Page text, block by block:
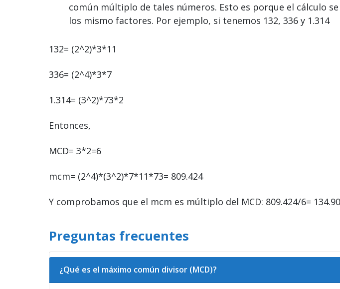
común múltiplo de tales números. Esto es porque el cálculo
los mismo factores. Por ejemplo, si tenemos 132, 336 y 1.314
132= (2^2)*3*11
336= (2^4)*3*7
1.314= (3^2)*73*2
Entonces,
MCD= 3*2=6
mcm= (2^4)*(3^2)*7*11*73= 809.424
Y comprobamos que el mcm es múltiplo del MCD: 809.424/6=
Preguntas frecuentes
¿Qué es el máximo común divisor (MCD)?